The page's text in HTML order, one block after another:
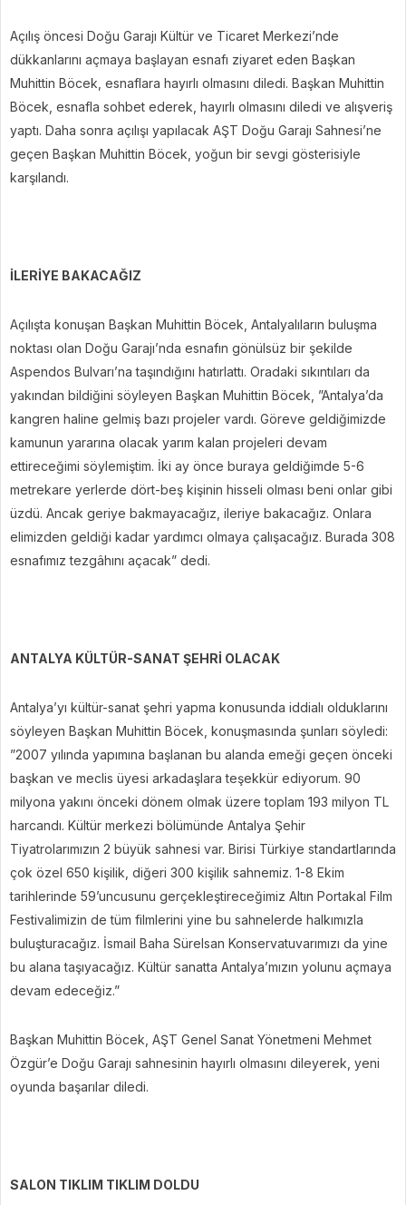
Açılış öncesi Doğu Garajı Kültür ve Ticaret Merkezi’nde
dükkanlarını açmaya başlayan esnafı ziyaret eden Başkan
Muhittin Böcek, esnaflara hayırlı olmasını diledi. Başkan Muhittin
Böcek, esnafla sohbet ederek, hayırlı olmasını diledi ve alışveriş
yaptı. Daha sonra açılışı yapılacak AŞT Doğu Garajı Sahnesi’ne
geçen Başkan Muhittin Böcek, yoğun bir sevgi gösterisiyle
karşılandı.
İLERİYE BAKACAĞIZ
Açılışta konuşan Başkan Muhittin Böcek, Antalyalıların buluşma
noktası olan Doğu Garajı’nda esnafın gönülsüz bir şekilde
Aspendos Bulvarı’na taşındığını hatırlattı. Oradaki sıkıntıları da
yakından bildiğini söyleyen Başkan Muhittin Böcek, ”Antalya’da
kangren haline gelmiş bazı projeler vardı. Göreve geldiğimizde
kamunun yararına olacak yarım kalan projeleri devam
ettireceğimi söylemiştim. İki ay önce buraya geldiğimde 5-6
metrekare yerlerde dört-beş kişinin hisseli olması beni onlar gibi
üzdü. Ancak geriye bakmayacağız, ileriye bakacağız. Onlara
elimizden geldiği kadar yardımcı olmaya çalışacağız. Burada 308
esnafımız tezgâhını açacak” dedi.
ANTALYA KÜLTÜR-SANAT ŞEHRİ OLACAK
Antalya’yı kültür-sanat şehri yapma konusunda iddialı olduklarını
söyleyen Başkan Muhittin Böcek, konuşmasında şunları söyledi:
”2007 yılında yapımına başlanan bu alanda emeği geçen önceki
başkan ve meclis üyesi arkadaşlara teşekkür ediyorum. 90
milyona yakını önceki dönem olmak üzere toplam 193 milyon TL
harcandı. Kültür merkezi bölümünde Antalya Şehir
Tiyatrolarımızın 2 büyük sahnesi var. Birisi Türkiye standartlarında
çok özel 650 kişilik, diğeri 300 kişilik sahnemiz. 1-8 Ekim
tarihlerinde 59’uncusunu gerçekleştireceğimiz Altın Portakal Film
Festivalimizin de tüm filmlerini yine bu sahnelerde halkımızla
buluşturacağız. İsmail Baha Sürelsan Konservatuvarımızı da yine
bu alana taşıyacağız. Kültür sanatta Antalya’mızın yolunu açmaya
devam edeceğiz.”
Başkan Muhittin Böcek, AŞT Genel Sanat Yönetmeni Mehmet
Özgür’e Doğu Garajı sahnesinin hayırlı olmasını dileyerek, yeni
oyunda başarılar diledi.
SALON TIKLIM TIKLIM DOLDU